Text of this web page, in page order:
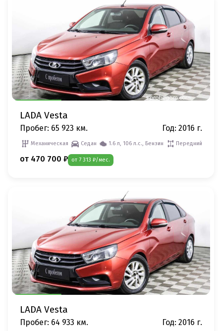
LADA Vesta
Пробег: 65 923 км. Год: 2016 г.
Механическая Седан 1.6 л, 106 л.с., Бензин Передний
от 470 700 ₽ от 7 313 ₽/мес.
LADA Vesta
Пробег: 64 933 км. Год: 2016 г.